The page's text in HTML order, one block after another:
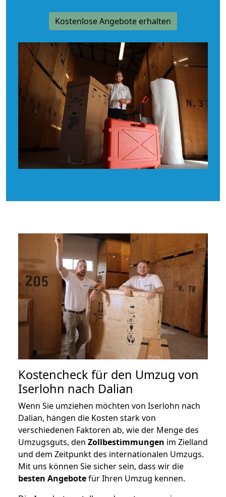
Kostenlose Angebote erhalten
Kostencheck für den Umzug von
Iserlohn nach Dalian
Wenn Sie umziehen möchten von Iserlohn nach
Dalian, hängen die Kosten stark von
verschiedenen Faktoren ab, wie der Menge des
Umzugsguts, den Zollbestimmungen im Zielland
und dem Zeitpunkt des internationalen Umzugs.
Mit uns können Sie sicher sein, dass wir die
besten Angebotefür Ihren Umzug kennen.